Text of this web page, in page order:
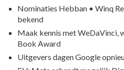
Nominaties Hebban • Winq
bekend
Maak kennis met WeDaVinci,
Book Award
Uitgevers dagen Google